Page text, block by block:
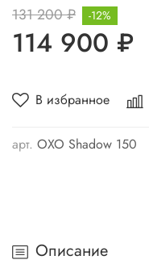
В избранное
арт. OXO Shadow 150
131 200 ₽
114 900 ₽
-12%
Описание